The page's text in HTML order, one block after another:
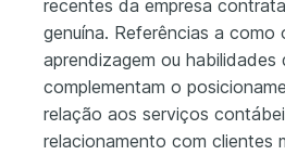
recentes da empresa
genuína. Referências a
aprendizagem ou
complementam o
relação aos serviços
relacionamento com clientes